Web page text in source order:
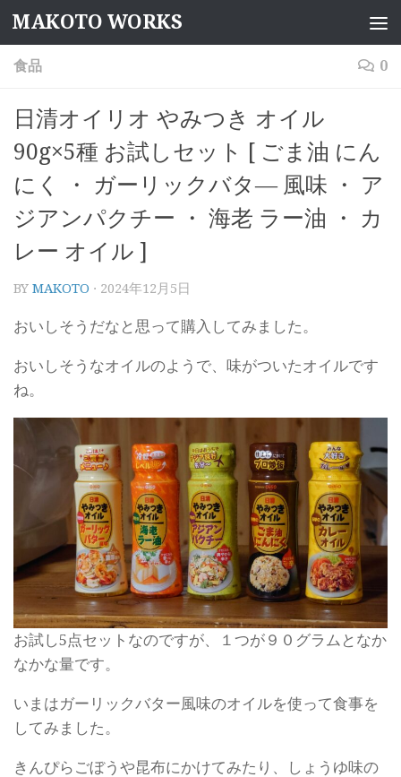
コンテンツへスキップ
MAKOTO WORKS
食品 0
日清オイリオ やみつき オイル
90g×5種 お試しセット [ ごま油 にん
にく ・ ガーリックバタ― 風味 ・ ア
ジアンパクチー ・ 海老 ラー油 ・ カ
レー オイル ]
BY MAKOTO · 2024年12月5日
おいしそうだなと思って購入してみました。
おいしそうなオイルのようで、味がついたオイルです
ね。
お試し5点セットなのですが、１つが９０グラムとなか
なかな量です。
いまはガーリックバター風味のオイルを使って食事を
してみました。
きんぴらごぼうや昆布にかけてみたり、しょうゆ味の